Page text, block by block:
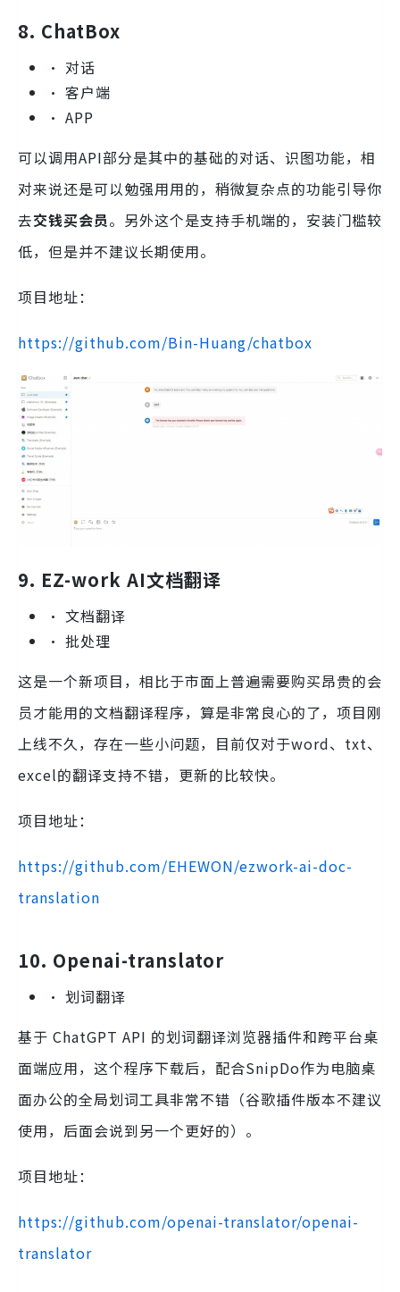
8. ChatBox
• 对话
• 客户端
• APP
可以调用API部分是其中的基础的对话、识图功能，相
对来说还是可以勉强用用的，稍微复杂点的功能引导你
去交钱买会员。另外这个是支持手机端的，安装门槛较
低，但是并不建议长期使用。
项目地址：
https://github.com/Bin-Huang/chatbox
9. EZ-work AI文档翻译
• 文档翻译
• 批处理
这是一个新项目，相比于市面上普遍需要购买昂贵的会
员才能用的文档翻译程序，算是非常良心的了，项目刚
上线不久，存在一些小问题，目前仅对于word、txt、
excel的翻译支持不错，更新的比较快。
项目地址：
https://github.com/EHEWON/ezwork-ai-doc-
translation
10. Openai-translator
• 划词翻译
基于 ChatGPT API 的划词翻译浏览器插件和跨平台桌
面端应用，这个程序下载后，配合SnipDo作为电脑桌
面办公的全局划词工具非常不错（谷歌插件版本不建议
使用，后面会说到另一个更好的）。
项目地址：
https://github.com/openai-translator/openai-
translator